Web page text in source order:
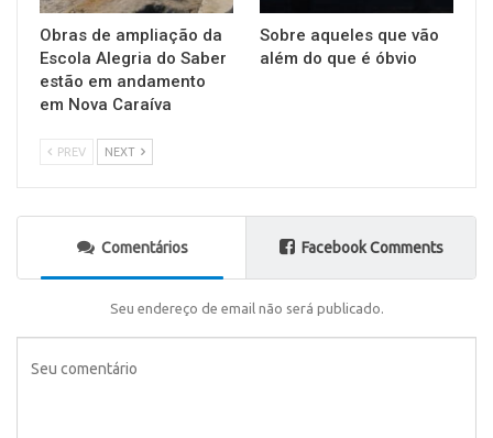
Obras de ampliação da
Escola Alegria do Saber
estão em andamento
em Nova Caraíva
Sobre aqueles que vão
além do que é óbvio
PREV NEXT
Comentários Facebook Comments
Seu endereço de email não será publicado.